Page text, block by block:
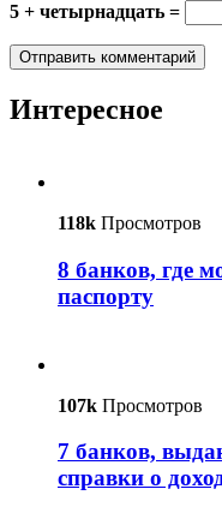
5 + четырнадцать =
Интересное
118k Просмотров
8 банков, где
паспорту
107k Просмотров
7 банков,
справки о